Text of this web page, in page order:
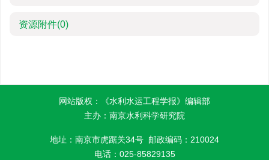
资源附件(0)
网站版权：《水利水运工程学报》编辑部
主办：南京水利科学研究院
地址：南京市虎踞关34号 邮政编码：210024
电话：025-85829135